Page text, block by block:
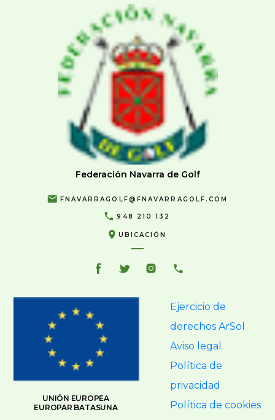
Federación Navarra de Golf
FNAVARRAGOLF@FNAVARRAGOLF.COM
948 210 132
UBICACIÓN
UNIÓN EUROPEA
EUROPAR BATASUNA
Ejercicio de
derechos ArSol
Aviso legal
Política de
privacidad
Política de cookies